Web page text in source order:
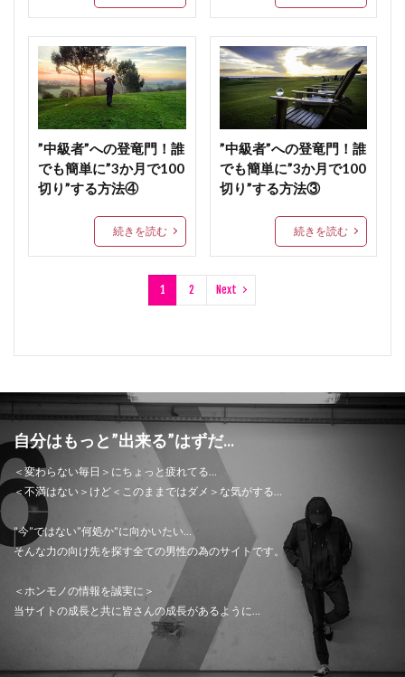
”中級者”への登竜門！誰
でも簡単に”3か月で100
切り”する方法④
続きを読む
”中級者”への登竜門！誰
でも簡単に”3か月で100
切り”する方法③
続きを読む
1 2 Next
自分はもっと”出来る”はずだ...
＜変わらない毎日＞にちょっと疲れてる…
＜不満はない＞けど＜このままではダメ＞な気がする…
”今”ではない”何処か”に向かいたい…
そんな力の向け先を探す全ての男性の為のサイトです。
＜ホンモノの情報を誠実に＞
当サイトの成長と共に皆さんの成長があるように…